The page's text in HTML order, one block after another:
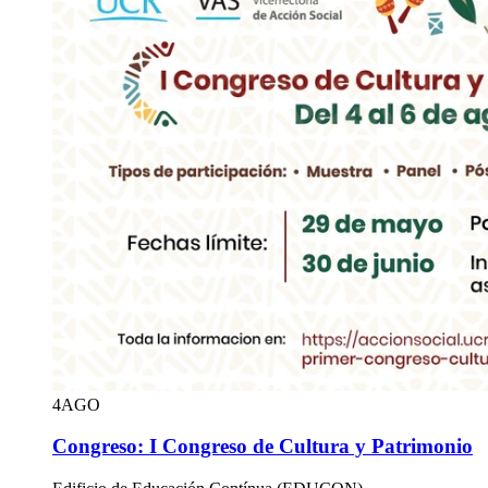
4AGO
Congreso: I Congreso de Cultura y Patrimonio